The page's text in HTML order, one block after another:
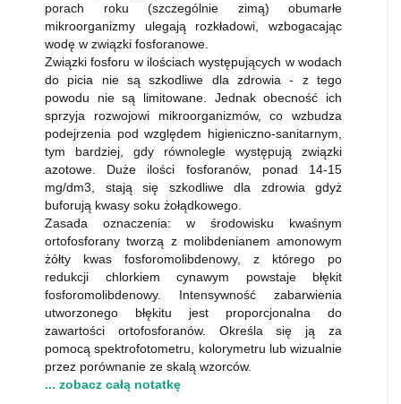
porach roku (szczególnie zimą) obumarłe
mikroorganizmy ulegają rozkładowi, wzbogacając
wodę w związki fosforanowe.
Związki fosforu w ilościach występujących w wodach
do picia nie są szkodliwe dla zdrowia - z tego
powodu nie są limitowane. Jednak obecność ich
sprzyja rozwojowi mikroorganizmów, co wzbudza
podejrzenia pod względem higieniczno-sanitarnym,
tym bardziej, gdy równolegle występują związki
azotowe. Duże ilości fosforanów, ponad 14-15
mg/dm3, stają się szkodliwe dla zdrowia gdyż
buforują kwasy soku żołądkowego.
Zasada oznaczenia: w środowisku kwaśnym
ortofosforany tworzą z molibdenianem amonowym
żółty kwas fosforomolibdenowy, z którego po
redukcji chlorkiem cynawym powstaje błękit
fosforomolibdenowy. Intensywność zabarwienia
utworzonego błękitu jest proporcjonalna do
zawartości ortofosforanów. Określa się ją za
pomocą spektrofotometru, kolorymetru lub wizualnie
przez porównanie ze skalą wzorców.
... zobacz całą notatkę